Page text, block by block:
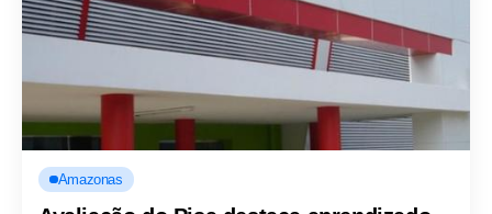
Amazonas